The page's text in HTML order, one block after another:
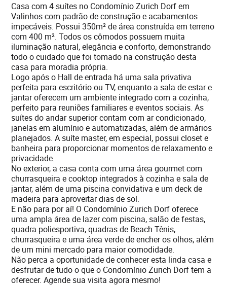
Casa com 4 suítes no Condomínio Zurich Dorf em
Valinhos com padrão de construção e acabamentos
impecáveis. Possui 350m² de área construída em terreno
com 400 m². Todos os cômodos possuem muita
iluminação natural, elegância e conforto, demonstrando
todo o cuidado que foi tomado na construção desta
casa para moradia própria.
Logo após o Hall de entrada há uma sala privativa
perfeita para escritório ou TV, enquanto a sala de estar e
jantar oferecem um ambiente integrado com a cozinha,
perfeito para reuniões familiares e eventos sociais. As
suítes do andar superior contam com ar condicionado,
janelas em alumínio e automatizadas, além de armários
planejados. A suíte master, em especial, possui closet e
banheira para proporcionar momentos de relaxamento e
privacidade.
No exterior, a casa conta com uma área gourmet com
churrasqueira e cooktop integrados à cozinha e sala de
jantar, além de uma piscina convidativa e um deck de
madeira para aproveitar dias de sol.
E não para por aí! O Condomínio Zurich Dorf oferece
uma ampla área de lazer com piscina, salão de festas,
quadra poliesportiva, quadras de Beach Tênis,
churrasqueira e uma área verde de encher os olhos, além
de um mini mercado para maior comodidade.
Não perca a oportunidade de conhecer esta linda casa e
desfrutar de tudo o que o Condomínio Zurich Dorf tem a
oferecer. Agende sua visita agora mesmo!